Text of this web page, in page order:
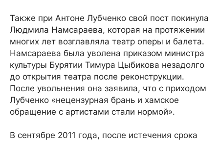
Также при Антоне Лубченко свой пост покинула
Людмила Намсараева, которая на протяжении
многих лет возглавляла театр оперы и балета.
Намсараева была уволена приказом министра
культуры Бурятии Тимура Цыбикова незадолго
до открытия театра после реконструкции.
После увольнения она заявила, что с приходом
Лубченко «нецензурная брань и хамское
обращение с артистами стали нормой».
В сентябре 2011 года, после истечения срока